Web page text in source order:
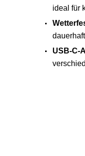
ideal für
USB-C-